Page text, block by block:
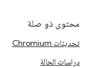
محتوى ذو صلة
تحديثات Chromium
دراسات الحالة